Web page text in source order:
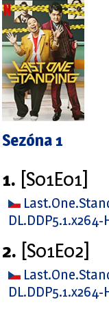
Sezóna 1
1. [S01E01]
2. [S01E02]